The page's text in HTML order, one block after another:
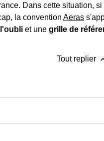
Dans cette situation, si
la convention Aeras
et une grille de
Tout replier